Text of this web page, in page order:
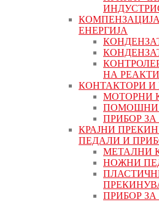
ЕНЕРГИЈА
НА
КОНТАКТОРИ И
МОТОРНИ
ПОМОШНИ
ПРИБОР
КРАЈНИ
ПЕДАЛИ И
МЕТАЛНИ
НОЖНИ
ПРИБОР ЗА